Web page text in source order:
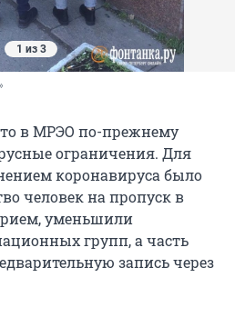
1 из 3
в МРЭО по-прежнему
ограничения. Для
коронавируса было
человек на пропуск в
уменьшили
групп, а часть
запись через